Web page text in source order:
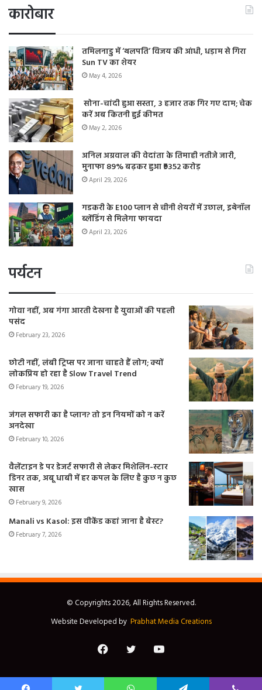
कारोबार
तमिलनाडु में ‘थलपति’ विजय की आंधी, धड़ाम से गिरा
Sun TV का शेयर
May 4, 2026
सोना-चांदी हुआ सस्ता, 3 हजार तक गिर गए दाम; चेक
करें अब कितनी हुई कीमत
May 2, 2026
अनिल अग्रवाल की वेदांता के तिमाही नतीजे जारी,
मुनाफा 89% बढ़कर हुआ ₹9352 करोड़
April 29, 2026
गडकरी के E100 प्लान से चीनी शेयरों में उछाल, इथेनॉल
ब्लेंडिंग से मिलेगा फायदा
April 23, 2026
पर्यटन
गोवा नहीं, अब गंगा आरती देखना है युवाओं की पहली
पसंद
February 23, 2026
छोटी नहीं, लंबी ट्रिप्स पर जाना चाहते हैं लोग; क्यों
लोकप्रिय हो रहा है Slow Travel Trend
February 19, 2026
जंगल सफारी का है प्लान? तो इन नियमों को न करें
अनदेखा
February 10, 2026
वैलेंटाइन डे पर डेजर्ट सफारी से लेकर मिशेलिन-स्टार
डिनर तक, अबू धाबी में हर कपल के लिए है कुछ न कुछ
खास
February 9, 2026
Manali vs Kasol: इस वीकेंड कहां जाना है बेस्ट?
February 7, 2026
© Copyrights 2026, All Rights Reserved.
Website Developed by Prabhat Media Creations
FacebookTwitterYouTube